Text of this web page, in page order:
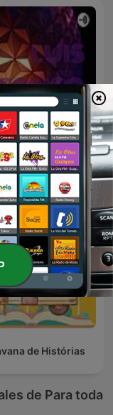
ALFONSO
de Histórias
de Para toda